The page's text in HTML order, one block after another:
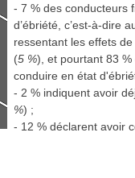
- 7 % des conducteurs
d’ébriété, c’est-à-dire
ressentant les effets
(5 %), et pourtant 83
conduire en état
- 2 % indiquent avoir
%) ;
- 12 % déclarent avoir